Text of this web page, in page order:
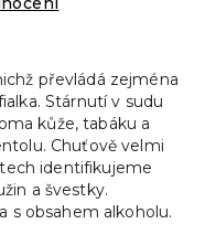
převládá zejména
Stárnutí v sudu
kůže, tabáku a
Chuťově velmi
identifikujeme
a švestky.
s obsahem alkoholu.